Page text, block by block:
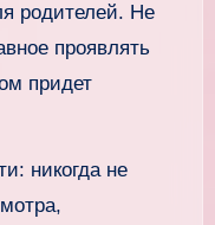
родителей. Не
проявлять
придет
никогда не